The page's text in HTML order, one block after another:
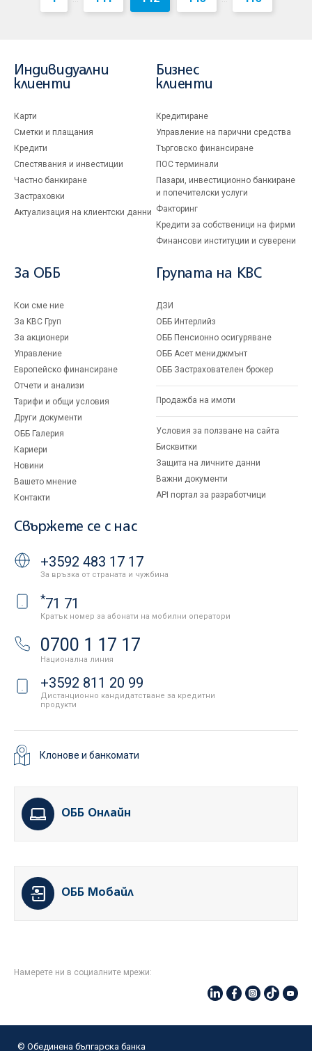
Индивидуални
клиенти
Карти
Сметки и плащания
Кредити
Спестявания и инвестиции
Частно банкиране
Застраховки
Актуализация на клиентски данни
Бизнес
клиенти
Кредитиране
Управление на парични средства
Търговско финансиране
ПОС терминали
Пазари, инвестиционно банкиране
и попечителски услуги
Факторинг
Кредити за собственици на фирми
Финансови институции и суверени
За ОББ
Кои сме ние
За KBC Груп
За акционери
Управление
Европейско финансиране
Отчети и анализи
Тарифи и общи условия
Други документи
ОББ Галерия
Кариери
Новини
Вашето мнение
Контакти
Групата на KBC
ДЗИ
ОББ Интерлийз
ОББ Пенсионно осигуряване
ОББ Асет мениджмънт
ОББ Застрахователен брокер
Продажба на имоти
Условия за ползване на сайта
Бисквитки
Защита на личните данни
Важни документи
API портал за разработчици
Свържете се с нас
+3592 483 17 17
За връзка от страната и чужбина
*71 71
Кратък номер за абонати на мобилни оператори
0700 1 17 17
Национална линия
+3592 811 20 99
Дистанционно кандидатстване за кредитни
продукти
Клонове и банкомати
ОББ Онлайн
ОББ Мобайл
Намерете ни в социалните мрежи:
© Oбединена българска банка